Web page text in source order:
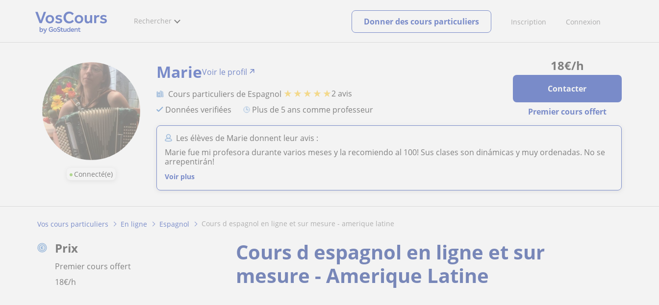
Rechercher Inscription Connexion
Donner des cours particuliers
Connecté(e)
18€/h
Contacter
Premier cours offert
MarieVoir le profil
Cours particuliers de Espagnol ★ ★ ★ ★ ★2 avis
Données verifiées
plus de 5 ans comme professeur
Les élèves de Marie donnent leur avis :
Marie fue mi profesora durante varios meses y la recomiendo al 100! Sus clases son dinámicas y muy ordenadas. No se
arrepentirán!
Voir plus
Vos cours particuliers En ligne Espagnol cours d espagnol en ligne et sur mesure - amerique latine
Prix
Premier cours offert
18€/h
Cours d espagnol en ligne et sur
mesure - Amerique Latine